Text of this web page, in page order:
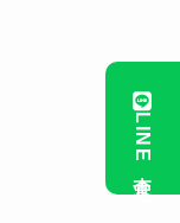
LINE査定